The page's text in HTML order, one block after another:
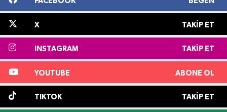
X TAKIP ET
INSTAGRAM TAKIP ET
YOUTUBE ABONE OL
TIKTOK TAKIP ET